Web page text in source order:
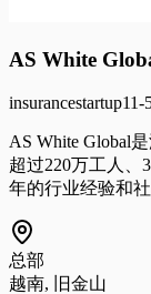
AS White
insurancestartup11-
AS White Global
超过220万工人、
年的行业经验和社
总部
越南, 旧金山